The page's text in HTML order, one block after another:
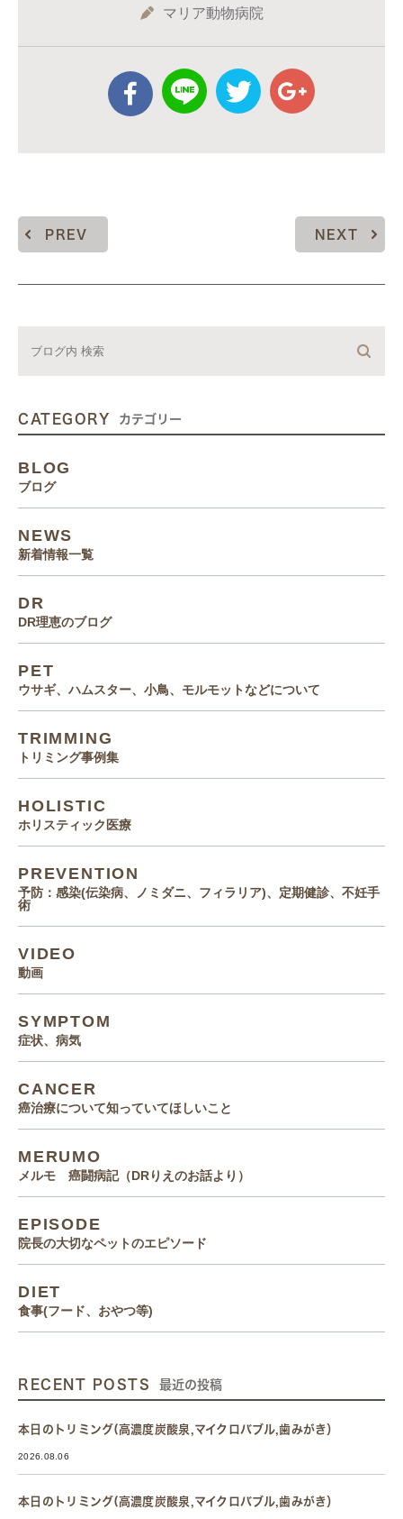
マリア動物病院
PREV NEXT
CATEGORY カテゴリー
BLOG
ブログ
NEWS
新着情報一覧
DR
DR理恵のブログ
PET
ウサギ、ハムスター、小鳥、モルモットなどについて
TRIMMING
トリミング事例集
HOLISTIC
ホリスティック医療
PREVENTION
予防：感染(伝染病、ノミダニ、フィラリア)、定期健診、不妊手
術
VIDEO
動画
SYMPTOM
症状、病気
CANCER
癌治療について知っていてほしいこと
MERUMO
メルモ 癌闘病記（DRりえのお話より）
EPISODE
院長の大切なペットのエピソード
DIET
食事(フード、おやつ等)
RECENT POSTS 最近の投稿
本日のトリミング(高濃度炭酸泉,マイクロバブル,歯みがき）
2026.08.06
本日のトリミング(高濃度炭酸泉,マイクロバブル,歯みがき）